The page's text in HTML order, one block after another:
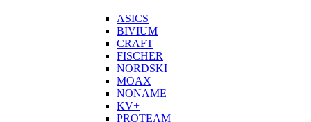
ASICS
BIVIUM
CRAFT
FISCHER
NORDSKI
MOAX
NONAME
KV+
PROTEAM